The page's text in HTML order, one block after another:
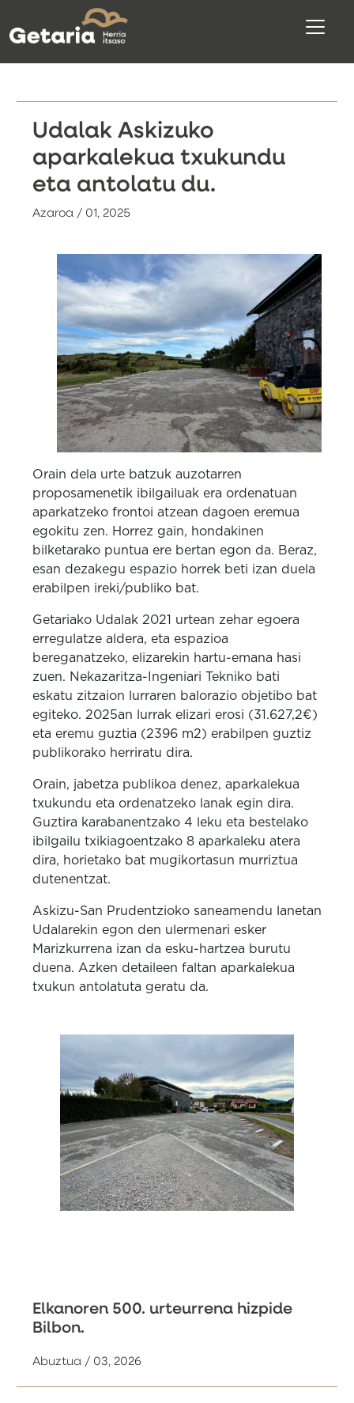
Udalak Askizuko
aparkalekua txukundu
eta antolatu du.
Azaroa / 01, 2025
Orain dela urte batzuk auzotarren
proposamenetik ibilgailuak era ordenatuan
aparkatzeko frontoi atzean dagoen eremua
egokitu zen. Horrez gain, hondakinen
bilketarako puntua ere bertan egon da. Beraz,
esan dezakegu espazio horrek beti izan duela
erabilpen ireki/publiko bat.
Getariako Udalak 2021 urtean zehar egoera
erregulatze aldera, eta espazioa
bereganatzeko, elizarekin hartu-emana hasi
zuen. Nekazaritza-Ingeniari Tekniko bati
eskatu zitzaion lurraren balorazio objetibo bat
egiteko. 2025an lurrak elizari erosi (31.627,2€)
eta eremu guztia (2396 m2) erabilpen guztiz
publikorako herriratu dira.
Orain, jabetza publikoa denez, aparkalekua
txukundu eta ordenatzeko lanak egin dira.
Guztira karabanentzako 4 leku eta bestelako
ibilgailu txikiagoentzako 8 aparkaleku atera
dira, horietako bat mugikortasun murriztua
dutenentzat.
Askizu-San Prudentzioko saneamendu lanetan
Udalarekin egon den ulermenari esker
Marizkurrena izan da esku-hartzea burutu
duena. Azken detaileen faltan aparkalekua
txukun antolatuta geratu da.
Elkanoren 500. urteurrena hizpide
Bilbon.
Abuztua / 03, 2026